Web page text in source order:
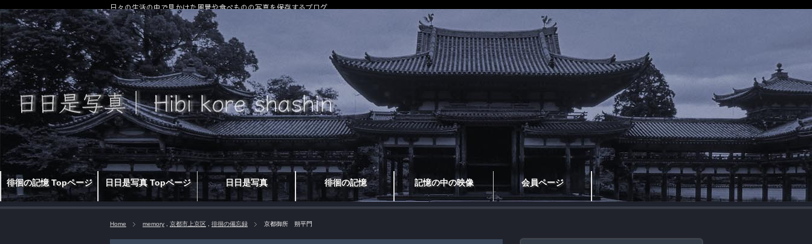
徘徊の記憶 Topページ 日日是写真 Topページ 日日是写真 徘徊の記憶 記憶の中の映像 会員ページ
日々の生活の中で見かけた風景や食べものの写真を保存するブログ
Home memory 京都市上京区 徘徊の備忘録 京都御所 朔平門